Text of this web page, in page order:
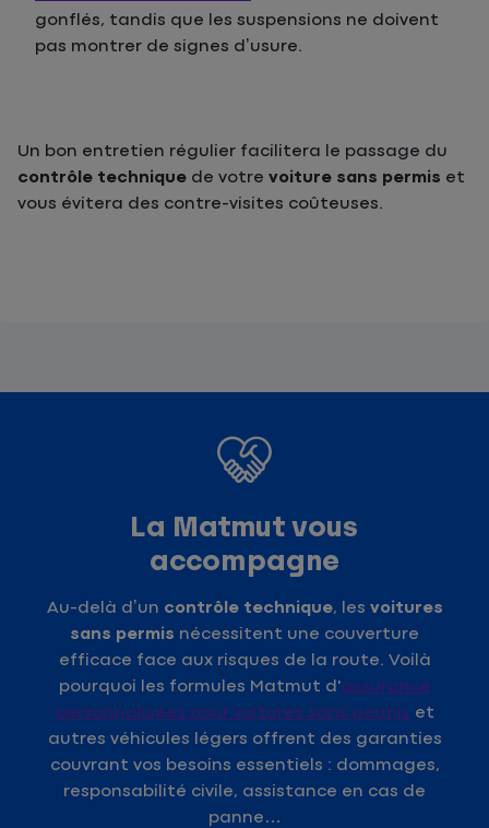
gonflés, tandis que les suspensions ne doivent
pas montrer de signes d’usure.
Un bon entretien régulier facilitera le passage du
contrôle technique de votre voiture sans permis et
vous évitera des contre-visites coûteuses.
La Matmut vous
accompagne
Au-delà d’un contrôle technique, les voitures
sans permis nécessitent une couverture
efficace face aux risques de la route. Voilà
pourquoi les formules Matmut d'assurance
personnalisées pour voitures sans permis et
autres véhicules légers offrent des garanties
couvrant vos besoins essentiels : dommages,
responsabilité civile, assistance en cas de
panne…